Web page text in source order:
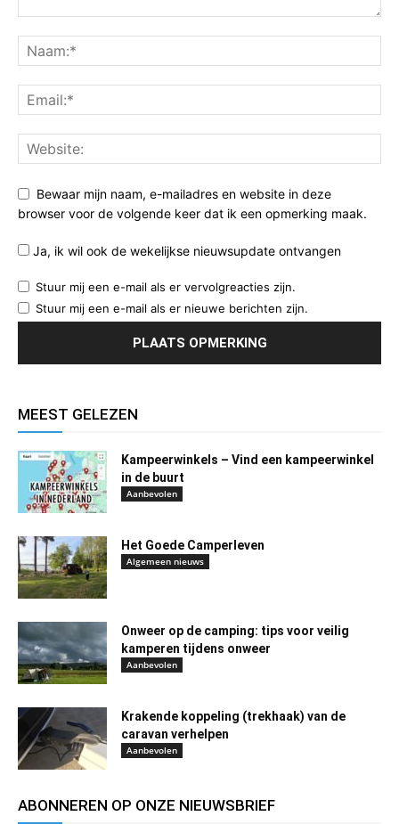
Bewaar mijn naam, e-mailadres en website in deze
browser voor de volgende keer dat ik een opmerking maak.
Ja, ik wil ook de wekelijkse nieuwsupdate ontvangen
Stuur mij een e-mail als er vervolgreacties zijn.
Stuur mij een e-mail als er nieuwe berichten zijn.
MEEST GELEZEN
Kampeerwinkels – Vind een kampeerwinkel
in de buurt
Aanbevolen
Het Goede Camperleven
Algemeen nieuws
Onweer op de camping: tips voor veilig
kamperen tijdens onweer
Aanbevolen
Krakende koppeling (trekhaak) van de
caravan verhelpen
Aanbevolen
ABONNEREN OP ONZE NIEUWSBRIEF